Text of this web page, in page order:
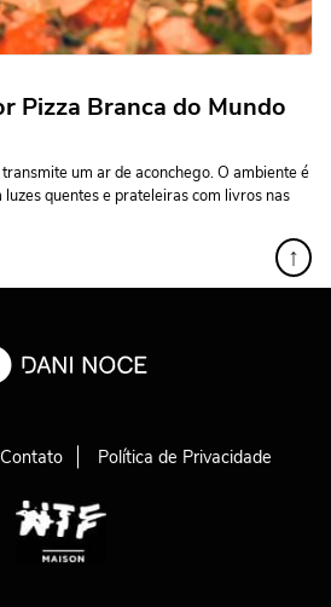
Pizza Branca do Mundo
um ar de aconchego. O ambiente é
quentes e prateleiras com livros nas
↑
Contato Política de Privacidade